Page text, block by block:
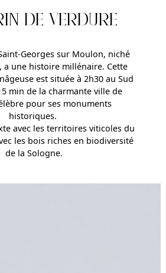
DE VERDURE
Georges sur Moulon, niché
a une histoire millénaire. Cette
est située à 2h30 au Sud
min de la charmante ville de
pour ses monuments
historiques.
avec les territoires viticoles du
les bois riches en biodiversité
de la Sologne.